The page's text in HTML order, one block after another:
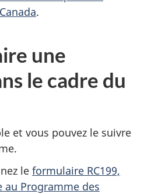
.
une
le cadre du
et vous pouvez le suivre
le formulaire RC199,
au Programme des